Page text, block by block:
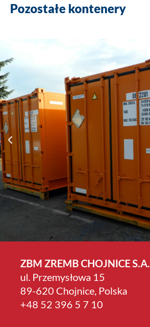
Pozostałe kontenery
ZBM ZREMB CHOJNICE S.A.
ul. Przemysłowa 15
89-620 Chojnice, Polska
+4­8 52 396 5 7 10